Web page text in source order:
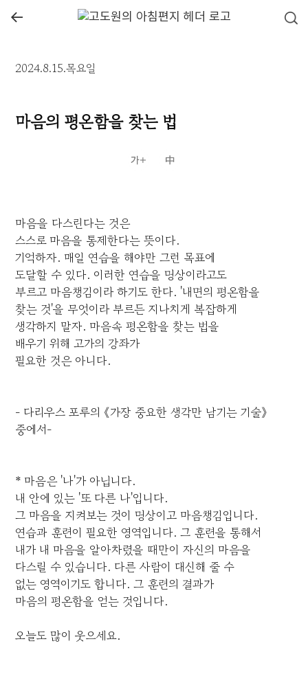
←
2024.8.15.목요일
마음의 평온함을 찾는 법
마음을 다스린다는 것은
스스로 마음을 통제한다는 뜻이다.
기억하자. 매일 연습을 해야만 그런 목표에
도달할 수 있다. 이러한 연습을 명상이라고도
부르고 마음챙김이라 하기도 한다. '내면의 평온함을
찾는 것'을 무엇이라 부르든 지나치게 복잡하게
생각하지 말자. 마음속 평온함을 찾는 법을
배우기 위해 고가의 강좌가
필요한 것은 아니다.
- 다리우스 포루의 《가장 중요한 생각만 남기는 기술》
중에서-
* 마음은 '나'가 아닙니다.
내 안에 있는 '또 다른 나'입니다.
그 마음을 지켜보는 것이 명상이고 마음챙김입니다.
연습과 훈련이 필요한 영역입니다. 그 훈련을 통해서
내가 내 마음을 알아차렸을 때만이 자신의 마음을
다스릴 수 있습니다. 다른 사람이 대신해 줄 수
없는 영역이기도 합니다. 그 훈련의 결과가
마음의 평온함을 얻는 것입니다.
오늘도 많이 웃으세요.